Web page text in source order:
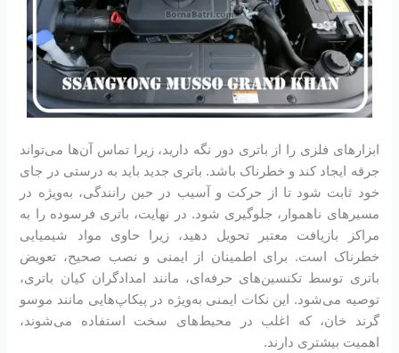
ابزارهای فلزی را از باتری دور نگه دارید، زیرا تماس آن‌ها می‌تواند
جرقه ایجاد کند و خطرناک باشد. باتری جدید باید به درستی در جای
خود ثابت شود تا از حرکت و آسیب در حین رانندگی، به‌ویژه در
مسیرهای ناهموار، جلوگیری شود. در نهایت، باتری فرسوده را به
مراکز بازیافت معتبر تحویل دهید، زیرا حاوی مواد شیمیایی
خطرناک است. برای اطمینان از ایمنی و نصب صحیح، تعویض
باتری توسط تکنسین‌های حرفه‌ای، مانند امدادگران کیان باتری،
توصیه می‌شود. این نکات ایمنی به‌ویژه در پیکاپ‌هایی مانند موسو
گرند خان، که اغلب در محیط‌های سخت استفاده می‌شوند،
اهمیت بیشتری دارند.